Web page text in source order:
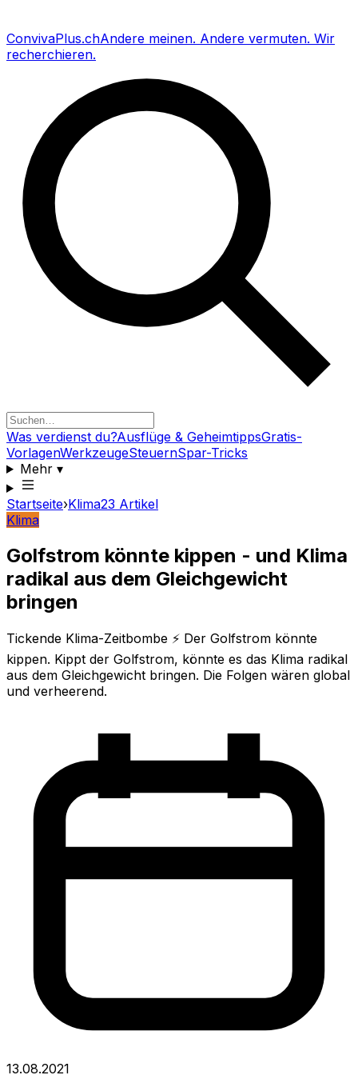
ConvivaPlus.chAndere meinen. Andere vermuten. Wir
recherchieren.
Was verdienst du?Ausflüge & GeheimtippsGratis-
VorlagenWerkzeugeSteuernSpar-Tricks
Mehr▾
Startseite›Klima23 Artikel
Klima
Golfstrom könnte kippen - und Klima
radikal aus dem Gleichgewicht
bringen
Tickende Klima-Zeitbombe ⚡ Der Golfstrom könnte
kippen. Kippt der Golfstrom, könnte es das Klima radikal
aus dem Gleichgewicht bringen. Die Folgen wären global
und verheerend.
13.08.2021